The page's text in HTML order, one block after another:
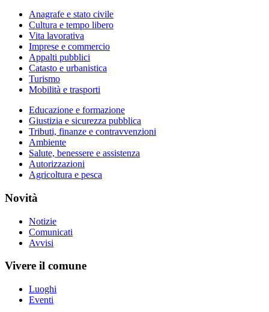
Anagrafe e stato civile
Cultura e tempo libero
Vita lavorativa
Imprese e commercio
Appalti pubblici
Catasto e urbanistica
Turismo
Mobilità e trasporti
Educazione e formazione
Giustizia e sicurezza pubblica
Tributi, finanze e contravvenzioni
Ambiente
Salute, benessere e assistenza
Autorizzazioni
Agricoltura e pesca
Novità
Notizie
Comunicati
Avvisi
Vivere il comune
Luoghi
Eventi